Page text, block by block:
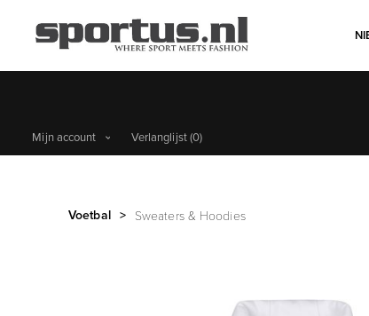
Mijn account Verlanglijst(0)
Voetbal > Sweaters & Hoodies